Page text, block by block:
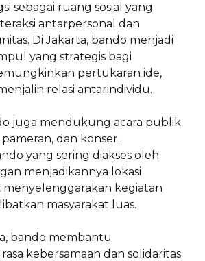
sebagai ruang sosial yang
antarpersonal dan
Di Jakarta, bando menjadi
yang strategis bagi
pertukaran ide,
relasi antarindividu.
juga mendukung acara publik
dan konser.
yang sering diakses oleh
menjadikannya lokasi
kegiatan
masyarakat luas.
bando membantu
kebersamaan dan solidaritas